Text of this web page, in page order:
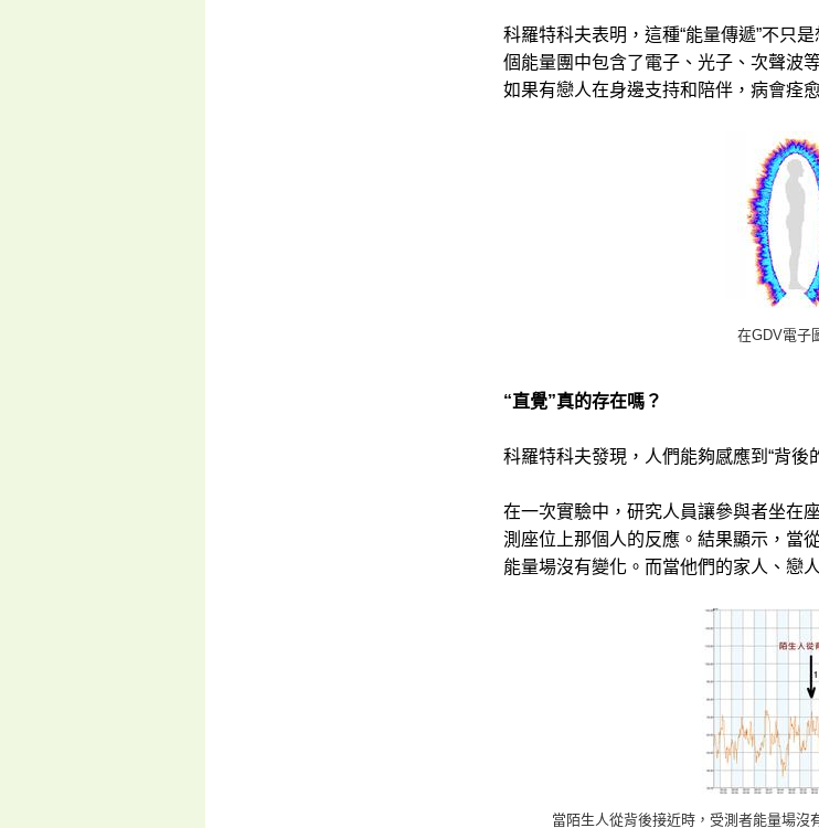
科羅特科夫表明，這種“能量傳遞”不只
個能量團中包含了電子、光子、次聲波
如果有戀人在身邊支持和陪伴，病會痊
在GDV電子
“直覺”真的存在嗎？
科羅特科夫發現，人們能夠感應到“背後
在一次實驗中，研究人員讓參與者坐在
測座位上那個人的反應。結果顯示，當
能量場沒有變化。而當他們的家人、戀
當陌生人從背後接近時，受測者能量場